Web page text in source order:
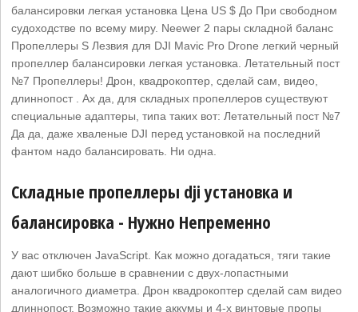
балансировки легкая установка Цена US $ До При свободном
судоходстве по всему миру. Neewer 2 пары складной баланс
Пропеллеры S Лезвия для DJI Mavic Pro Drone легкий черный
пропеллер балансировки легкая установка. Летательный пост
№7 Пропеллеры! Дрон, квадрокоптер, сделай сам, видео,
длиннопост . Ах да, для складных пропеллеров существуют
специальные адаптеры, типа таких вот: Летательный пост №7
Да да, даже хваленые DJI перед установкой на последний
фантом надо балансировать. Ни одна.
Складные пропеллеры dji установка и
балансировка - Нужно Непременно
У вас отключен JavaScript. Как можно догадаться, тяги такие
дают шибко больше в сравнении с двух-лопастными
аналогичного диаметра. Дрон квадрокоптер сделай сам видео
длиннопост. Возможно такие аккумы и 4-х винтовые пропы